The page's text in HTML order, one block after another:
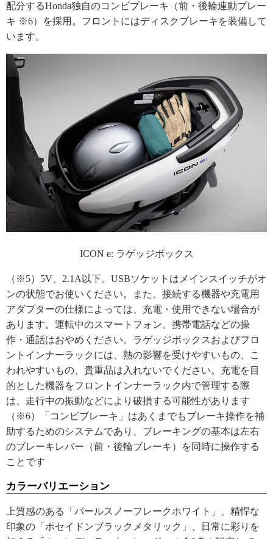
配分するHonda独自のコンビブレーキ（前・後輪連動ブレー
キ ※6）を採用。フロントにはディスクブレーキを装備して
います。
ICON e: ラゲッジボックス
（※5）5V、2.1A以下。USBソケットはメインスイッチがオ
ンの状態でお使いください。また、接続する機器や充電用
アダプターの仕様によっては、充電・使用できない場合が
あります。運転中のスマートフォン、携帯電話などの操
作・通話はおやめください。ラゲッジボックスおよびフロ
ントインナーラックには、熱の影響を受けやすいもの、こ
われやすいもの、貴重品は入れないでください。充電を目
的とした機器をフロントインナーラック内で管理する際
は、走行中の振動などにより破損する可能性があります
（※6）「コンビブレーキ」はあくまでもブレーキ操作を補
助するためのシステムであり、ブレーキングの基本は左右
のブレーキレバー（前・後輪ブレーキ）を同時に操作する
ことです
カラーバリエーション
上質感のある「パールスノーフレークホワイト」、精悍な
印象の「ポセイドンブラックメタリック」、日常に彩りを